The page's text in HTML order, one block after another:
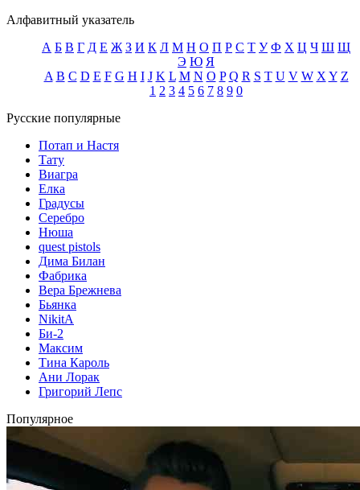
Алфавитный указатель
А Б В Г Д Е Ж З И К Л М Н О П Р С Т У Ф Х Ц Ч Ш Щ
Э Ю Я
A B C D E F G H I J K L M N O P Q R S T U V W X Y Z
1 2 3 4 5 6 7 8 9 0
Русские популярные
Потап и Настя
Тату
Виагра
Елка
Градусы
Серебро
Нюша
quest pistols
Дима Билан
Фабрика
Вера Брежнева
Бьянка
NikitA
Би-2
Максим
Тина Кароль
Ани Лорак
Григорий Лепс
Популярное